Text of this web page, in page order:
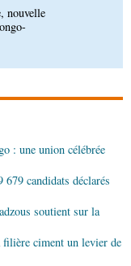
B
de
le
à Pointe-
forestiers
: une union célébrée
candidats déclarés
soutient sur la
ciment un levier de